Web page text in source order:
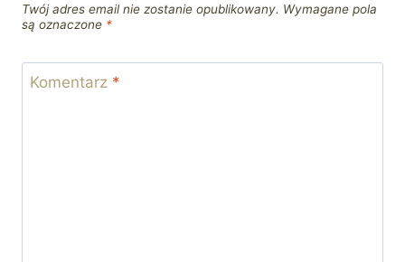
Twój adres email nie zostanie opublikowany. Wymagane pola
są oznaczone *
Komentarz *